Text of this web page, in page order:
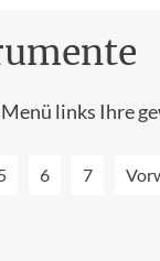
links Ihre
6 7